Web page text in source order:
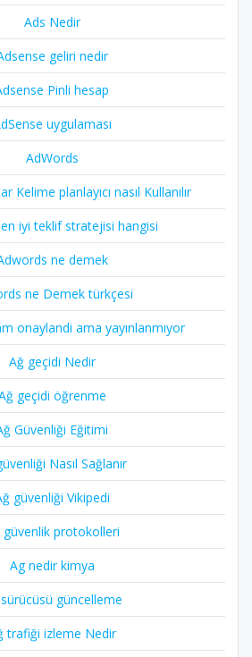
Ads Nedir
geliri nedir
Pinli hesap
uygulaması
AdWords
Kelime planlayıcı nasıl Kullanılır
iyi teklif stratejisi hangisi
ne demek
ne Demek türkçesi
onaylandi ama yayınlanmıyor
Ağ geçidi Nedir
geçidi öğrenme
Güvenliği Eğitimi
Nasıl Sağlanır
güvenliği Vikipedi
güvenlik protokolleri
Ag nedir kimya
güncelleme
trafiği izleme Nedir